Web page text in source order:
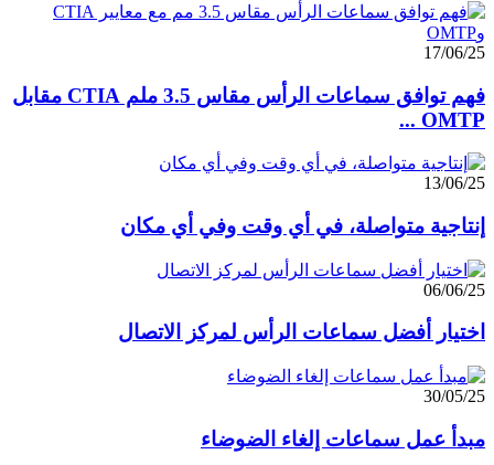
17/06/25
فهم توافق سماعات الرأس مقاس 3.5 ملم CTIA مقابل
OMTP ...
13/06/25
إنتاجية متواصلة، في أي وقت وفي أي مكان
06/06/25
اختيار أفضل سماعات الرأس لمركز الاتصال
30/05/25
مبدأ عمل سماعات إلغاء الضوضاء